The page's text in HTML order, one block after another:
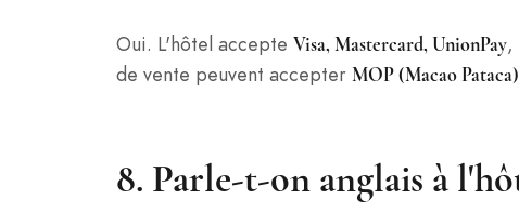
Oui. L'hôtel accepte Visa, Mastercard, UnionPay,
de vente peuvent accepter MOP (Macao Pataca)
8. Parle-t-on anglais à